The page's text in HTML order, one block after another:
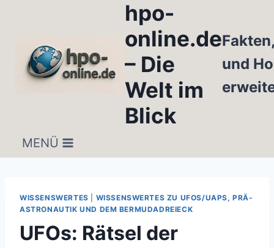
hpo-
online.de
– Die
Welt im
Blick
und
MENÜ
WISSENSWERTES
WISSENSWERTES ZU UFOS/UAPS, PRÄ-
ASTRONAUTIK UND DEM BERMUDADREIECK
UFOs: Rätsel der